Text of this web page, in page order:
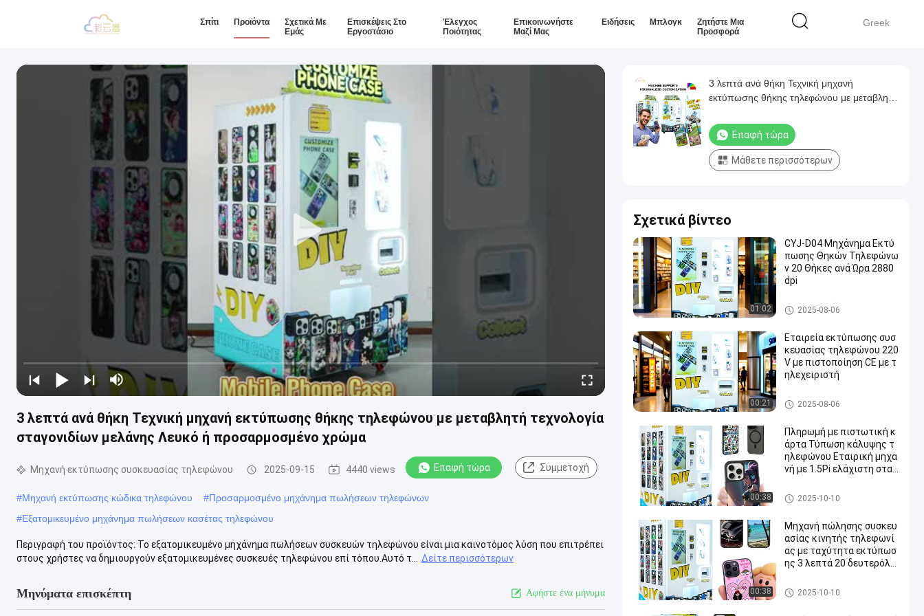
Greek
Σπίτι Προϊόντα
Σχετικά Με
Εμάς
Επισκέψεις Στο
Εργοστάσιο
Έλεγχος
Ποιότητας
Επικοινωνήστε
Μαζί Μας
Ειδήσεις Μπλογκ
Ζητήστε Μια
Προσφορά
3 λεπτά ανά θήκη Τεχνική μηχανή εκτύπωσης θήκης τηλεφώνου με μεταβλητή τεχνολογία
σταγονιδίων μελάνης Λευκό ή προσαρμοσμένο χρώμα
Μηχανή εκτύπωσης συσκευασίας τηλεφώνου 2025-09-15 4440 views Επαφή τώρα Συμμετοχή
#Μηχανή εκτύπωσης κώδικα τηλεφώνου #Προσαρμοσμένο μηχάνημα πωλήσεων τηλεφώνων
#Εξατομικευμένο μηχάνημα πωλήσεων κασέτας τηλεφώνου
Περιγραφή του προϊόντος: Το εξατομικευμένο μηχάνημα πωλήσεων συσκευών τηλεφώνου είναι μια καινοτόμος λύση που επιτρέπει
στους χρήστες να δημιουργούν εξατομικευμένες συσκευές τηλεφώνου επί τόπου.Αυτό τ...
Δείτε περισσότερων
Μηνύματα επισκέπτη Αφήστε ένα μήνυμα
3 λεπτά ανά θήκη Τεχνική μηχανή
εκτύπωσης θήκης τηλεφώνου με μεταβλητή
προσαρμοσμένο χρώμα
Επαφή τώρα
Μάθετε περισσότερων
Σχετικά βίντεο
01:02
CYJ-D04 Μηχάνημα Εκτύ
πωσης Θηκών Τηλεφώνω
ν 20 Θήκες ανά Ώρα 2880
dpi
Μηχανή εκτύπωσης συσκευ
ασίας τηλεφώνου
2025-08-06
00:21
Εταιρεία εκτύπωσης συσ
κευασίας τηλεφώνου 220
V με πιστοποίηση CE με τ
ηλεχειριστή
Μηχανή εκτύπωσης συσκευ
ασίας τηλεφώνου
2025-08-06
00:38
Πληρωμή με πιστωτική κ
άρτα Τύπωση κάλυψης τ
ηλεφώνου Εταιρική μηχα
νή με 1.5Pi ελάχιστη σταγ
ανάλυσης εκτύπωση
Μηχανή εκτύπωσης συσκευ
ασίας τηλεφώνου
2025-10-10
00:38
Μηχανή πώλησης συσκευ
ασίας κινητής τηλεφωνί
ας με ταχύτητα εκτύπωσ
ης 3 λεπτά 20 δευτερόλε
ρήστη σχεδιασμό
Μηχανή εκτύπωσης συσκευ
ασίας τηλεφώνου
2025-10-10